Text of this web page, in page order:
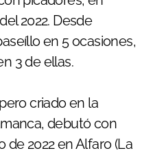
2022. Desde
en 5 ocasiones,
3 de ellas.
criado en la
debutó con
de 2022 en Alfaro (La